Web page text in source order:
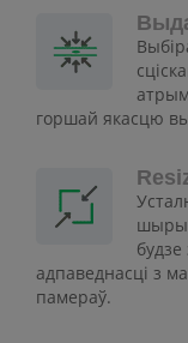
горшай якасцю
адпаведнасці з
памераў.